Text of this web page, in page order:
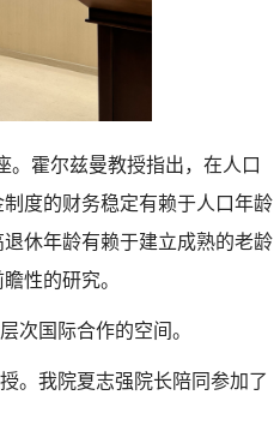
。霍尔兹曼教授指出，在人口
度的财务稳定有赖于人口年龄
休年龄有赖于建立成熟的老龄
性的研究。
次国际合作的空间。
。我院夏志强院长陪同参加了